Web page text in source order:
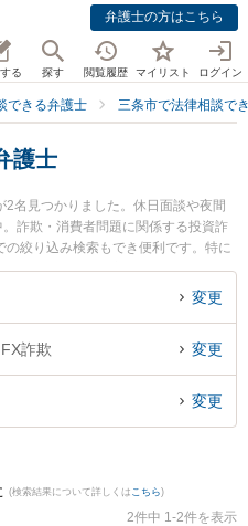
弁護士の方はこちら
る 探す 閲覧履歴 マイリスト ログイン
できる弁護士 三条市で法律相談で
護士
名見つかりました。休日面談や夜間
詐欺・消費者問題に関係する投資詐
絞り込み検索もでき便利です。特に
や弁護士法人一新総合法律事務所 燕
情報や弁護士費用、強みなどが注目
相談できる三条市内の弁護士に相談
おすすめです。
変更
詐欺 変更
変更
(検索結果について詳しくは こちら)
2件中 1-2件を表示